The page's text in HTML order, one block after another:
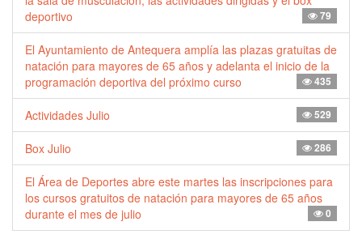
deportivo
79
El Ayuntamiento de Antequera amplía las plazas gratuitas de
natación para mayores de 65 años y adelanta el inicio de la
programación deportiva del próximo curso
435
Actividades Julio 529
Box Julio 286
El Área de Deportes abre este martes las inscripciones para
los cursos gratuitos de natación para mayores de 65 años
durante el mes de julio
0